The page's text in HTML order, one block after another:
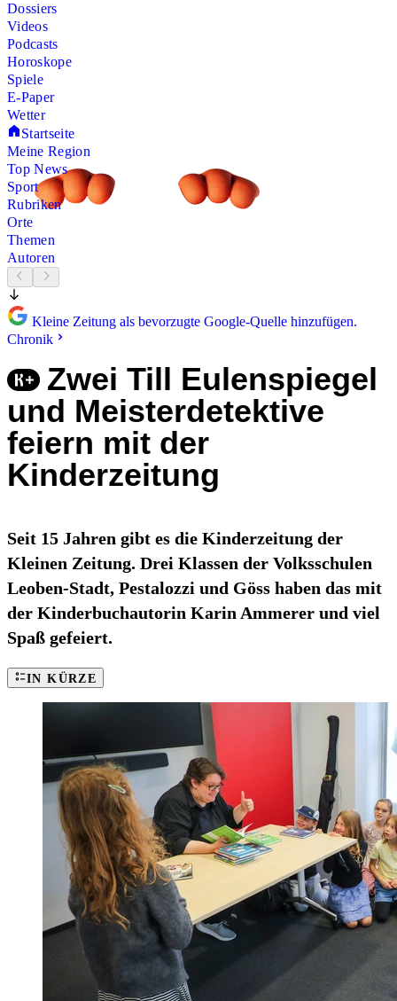
Dossiers
Videos
Podcasts
Horoskope
Spiele
E-Paper
Wetter
Startseite
Meine Region
Top News
Sport
Rubriken
Orte
Themen
Autoren
Kleine Zeitung als bevorzugte Google-Quelle hinzufügen.
Chronik
Zwei Till Eulenspiegel
und Meisterdetektive
feiern mit der
Kinderzeitung
Seit 15 Jahren gibt es die Kinderzeitung der
Kleinen Zeitung. Drei Klassen der Volksschulen
Leoben-Stadt, Pestalozzi und Göss haben das mit
der Kinderbuchautorin Karin Ammerer und viel
Spaß gefeiert.
IN KÜRZE